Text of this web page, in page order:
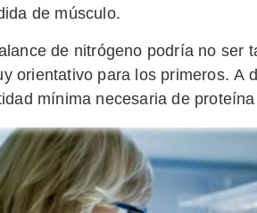
de músculo.
de nitrógeno podría no ser
orientativo para los primeros. A
mínima necesaria de